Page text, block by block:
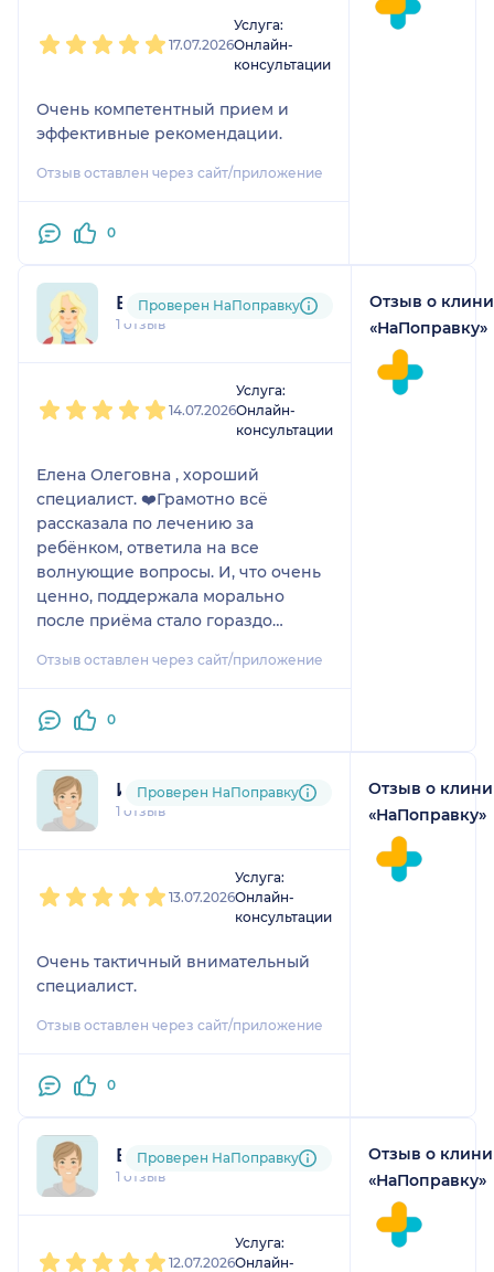
17.07.2026
Услуга:
Онлайн-
консультации
Очень компетентный прием и
эффективные рекомендации.
Отзыв оставлен через сайт/приложение
0
Елена
1 отзыв
Проверен НаПоправку
14.07.2026
Услуга:
Онлайн-
консультации
Елена Олеговна , хороший
специалист. ❤️Грамотно всё
рассказала по лечению за
ребёнком, ответила на все
волнующие вопросы. И, что очень
ценно, поддержала морально
после приёма стало гораздо
профессионализм! Рекомендую
Отзыв оставлен через сайт/приложение
0
Отзыв о
«НаПоправку»
Ирина
1 отзыв
Проверен НаПоправку
13.07.2026
Услуга:
Онлайн-
консультации
Очень тактичный внимательный
специалист.
Отзыв оставлен через сайт/приложение
0
Отзыв о
«НаПоправку»
Елена
1 отзыв
Проверен НаПоправку
12.07.2026
Услуга:
Онлайн-
Отзыв о
«НаПоправку»